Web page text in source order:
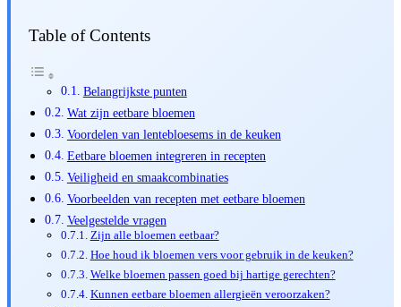
Table of Contents
Belangrijkste punten
Wat zijn eetbare bloemen
Voordelen van lentebloesems in de keuken
Eetbare bloemen integreren in recepten
Veiligheid en smaakcombinaties
Voorbeelden van recepten met eetbare bloemen
Veelgestelde vragen
Zijn alle bloemen eetbaar?
Hoe houd ik bloemen vers voor gebruik in de keuken?
Welke bloemen passen goed bij hartige gerechten?
Kunnen eetbare bloemen allergieën veroorzaken?